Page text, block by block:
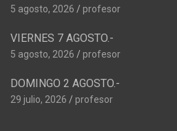
5 agosto, 2026 profesor
VIERNES 7 AGOSTO.-
5 agosto, 2026 profesor
DOMINGO 2 AGOSTO.-
29 julio, 2026 profesor